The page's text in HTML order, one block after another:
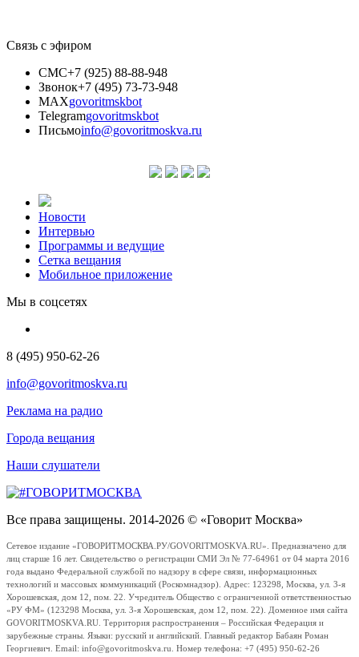
Связь с эфиром
СМС+7 (925) 88-88-948
Звонок+7 (495) 73-73-948
MAXgovoritmskbot
Telegramgovoritmskbot
Письмоinfo@govoritmoskva.ru
Новости
Интервью
Программы и ведущие
Сетка вещания
Мобильное приложение
Мы в соцсетях
8 (495) 950-62-26
info@govoritmoskva.ru
Реклама на радио
Города вещания
Наши слушатели
Все права защищены. 2014-2026 © «Говорит Москва»
Сетевое издание «ГОВОРИТМОСКВА.РУ/GOVORITMOSKVA.RU». Предназначено для
лиц старше 16 лет. Свидетельство о регистрации СМИ Эл № 77-64961 от 04 марта 2016
года выдано Федеральной службой по надзору в сфере связи, информационных
технологий и массовых коммуникаций (Роскомнадзор). Адрес: 123298, Москва, ул. 3-я
Хорошевская, дом 12, пом. 22. Учредитель Общество с ограниченной ответственностью
«РУ ФМ» (123298 Москва, ул. 3-я Хорошевская, дом 12, пом. 22). Доменное имя сайта
GOVORITMOSKVA.RU. Территория распространения – Российская Федерация и
зарубежные страны. Языки: русский и английский. Главный редактор Бабаян Роман
Георгиевич. Email: info@govoritmoskva.ru. Номер телефона: +7 (495) 950-62-26